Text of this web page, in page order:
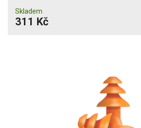
Skladem
311 Kč